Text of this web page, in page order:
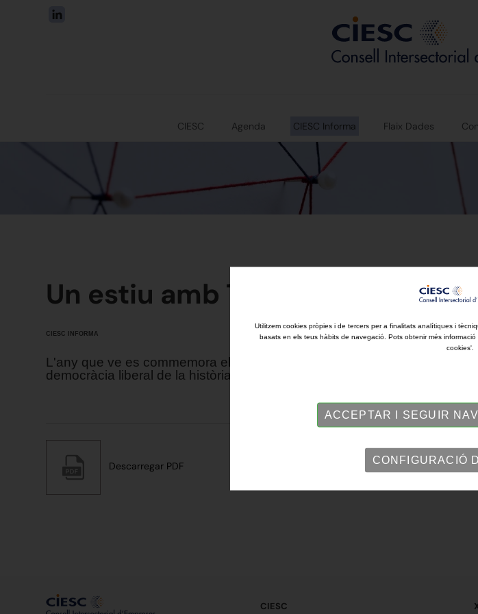
CIESC Agenda CIESC Informa Flaix Dades
Un estiu amb Trump
CIESC INFORMA
L'any que ve es commemora el 250è aniversari de la Independència
democràcia liberal de la història moderna.
Descarregar PDF
CIESC
Utilitzem cookies pròpies i de tercers per a finalitats analítiques i
basats en els teus hàbits de navegació. Pots obtenir més
cookies'.
ACCEPTAR I SEGUIR
CONFIGURACIÓ